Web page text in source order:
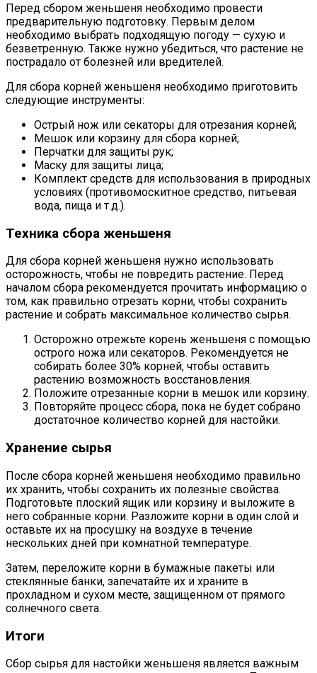
Перед сбором женьшеня необходимо провести
предварительную подготовку. Первым делом
необходимо выбрать подходящую погоду — сухую и
безветренную. Также нужно убедиться, что растение не
пострадало от болезней или вредителей.
Для сбора корней женьшеня необходимо приготовить
следующие инструменты:
Острый нож или секаторы для отрезания корней;
Мешок или корзину для сбора корней;
Перчатки для защиты рук;
Маску для защиты лица;
Комплект средств для использования в природных
условиях (противомоскитное средство, питьевая
вода, пища и т.д.).
Техника сбора женьшеня
Для сбора корней женьшеня нужно использовать
осторожность, чтобы не повредить растение. Перед
началом сбора рекомендуется прочитать информацию о
том, как правильно отрезать корни, чтобы сохранить
растение и собрать максимальное количество сырья.
Осторожно отрежьте корень женьшеня с помощью
острого ножа или секаторов. Рекомендуется не
собирать более 30% корней, чтобы оставить
растению возможность восстановления.
Положите отрезанные корни в мешок или корзину.
Повторяйте процесс сбора, пока не будет собрано
достаточное количество корней для настойки.
Хранение сырья
После сбора корней женьшеня необходимо правильно
их хранить, чтобы сохранить их полезные свойства.
Подготовьте плоский ящик или корзину и выложите в
него собранные корни. Разложите корни в один слой и
оставьте их на просушку на воздухе в течение
нескольких дней при комнатной температуре.
Затем, переложите корни в бумажные пакеты или
стеклянные банки, запечатайте их и храните в
прохладном и сухом месте, защищенном от прямого
солнечного света.
Итоги
Сбор сырья для настойки женьшеня является важным